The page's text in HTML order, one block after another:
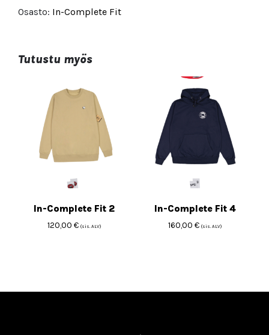
Osasto: In-Complete Fit
Tutustu myös
In-Complete Fit 2
120,00 € (sis. ALV)
In-Complete Fit 4
160,00€ (sis. ALV)